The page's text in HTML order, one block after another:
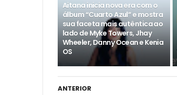
Aitana inicia nova era com o
álbum “Cuarto Azul” e mostra
sua faceta mais autêntica ao
lado de Myke Towers, Jhay
Wheeler, Danny Ocean e Kenia
OS
ANTERIOR